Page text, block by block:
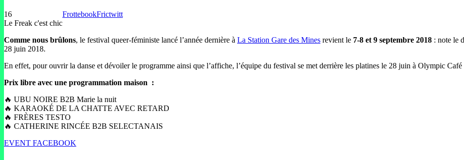
16
Le Freak c'est chic
FrottebookFrictwitt
Comme nous brûlons, le festival queer-féministe lancé l’année dernière à La Station Gare des Mines revient le 7-8 et 9 septembre 2018 : note le
28 juin 2018.
En effet, pour ouvrir la danse et dévoiler le programme ainsi que l’affiche, l’équipe du festival se met derrière les platines le 28 juin à Olympic
Prix libre avec une programmation maison :
🔥 UBU NOIRE B2B Marie la nuit
🔥 KARAOKÉ DE LA CHATTE AVEC RETARD
🔥 FRÈRES TESTO
🔥 CATHERINE RINCÉE B2B SELECTANAIS
EVENT FACEBOOK